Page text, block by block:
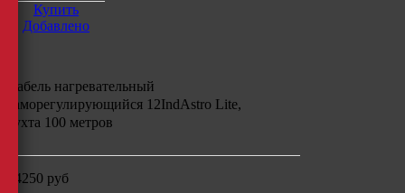
Купить
Добавлено
Кабель нагревательный
саморегулирующийся 12IndAstro Lite,
бухта 100 метров
24250 руб